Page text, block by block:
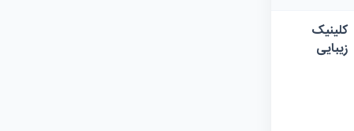
کلینیک
زیبایی